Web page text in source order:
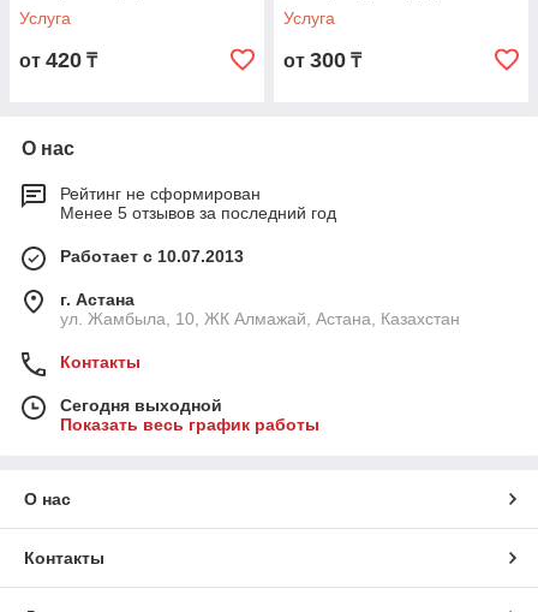
Услуга
от 420 ₸
Услуга
от 300 ₸
О нас
Рейтинг не сформирован
Менее 5 отзывов за последний год
Работает с 10.07.2013
г. Астана
ул. Жамбыла, 10, ЖК Алмажай, Астана, Казахстан
Контакты
Сегодня выходной
Показать весь график работы
О нас
Контакты